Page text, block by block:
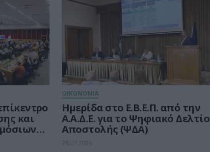
και
ΟΙΚΟΝΟΜΙΑ
Ημερίδα στο Ε.Β.Ε.Π. από την
Α.Α.Δ.Ε. για το Ψηφιακό Δελτίο
Αποστολής (ΨΔΑ)
28.07.2026